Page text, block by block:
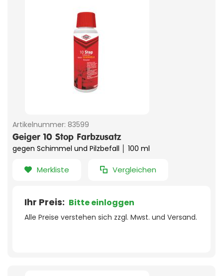
Artikelnummer: 83599
Geiger 10 Stop Farbzusatz
gegen Schimmel und Pilzbefall │ 100 ml
Merkliste Vergleichen
Ihr Preis: Bitte einloggen
Alle Preise verstehen sich zzgl. Mwst. und Versand.